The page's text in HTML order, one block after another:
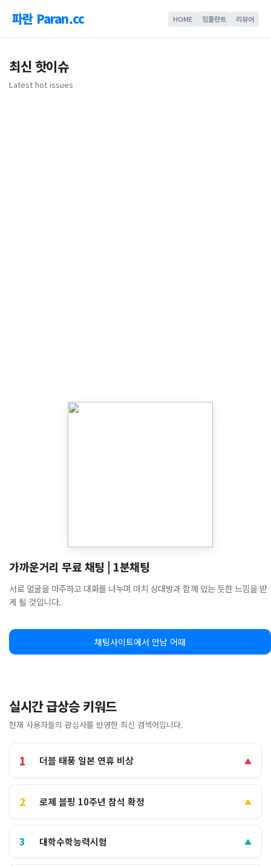
파란 Paran.cc HOME 임플란트 리뷰어
최신 핫이슈
Latest hot issues
가까운거리 무료 채팅 | 1분채팅
서로 얼굴을 마주하고 대화를 나누며 마치 상대방과 함께 있는 듯한 느낌을 받
게 될 것입니다.
채팅사이트에서 만남 어때
실시간 급상승 키워드
현재 사용자들의 관심사를 반영한 최신 검색어입니다.
1 더블 태풍 일본 연휴 비상 ▲
2 로제 블핑 10주년 참석 확정 ▲
3 대학수학능력시험 ▲